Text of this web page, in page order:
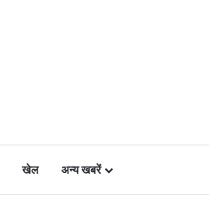
खेल अन्य खबरें